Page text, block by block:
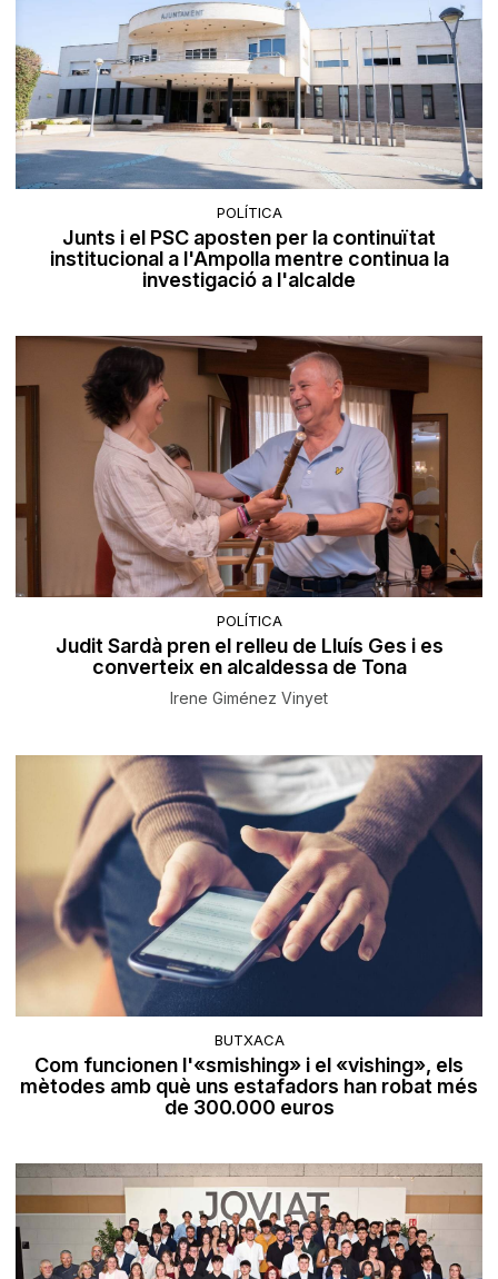
POLÍTICA
Junts i el PSC aposten per la continuïtat
institucional a l'Ampolla mentre continua la
investigació a l'alcalde
POLÍTICA
Judit Sardà pren el relleu de Lluís Ges i es
converteix en alcaldessa de Tona
Irene Giménez Vinyet
BUTXACA
Com funcionen l'«smishing» i el «vishing», els
mètodes amb què uns estafadors han robat més
de 300.000 euros